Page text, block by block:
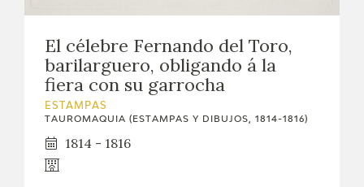
El célebre Fernando del Toro,
barilarguero, obligando á la
fiera con su garrocha
ESTAMPAS
TAUROMAQUIA (ESTAMPAS Y DIBUJOS, 1814-1816)
1814 - 1816